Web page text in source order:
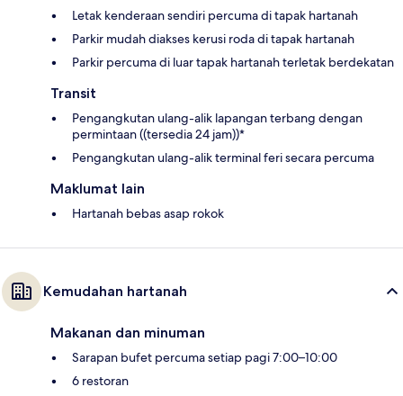
Letak kenderaan sendiri percuma di tapak hartanah
Parkir mudah diakses kerusi roda di tapak hartanah
Parkir percuma di luar tapak hartanah terletak berdekatan
Transit
Pengangkutan ulang-alik lapangan terbang dengan
permintaan ((tersedia 24 jam))*
Pengangkutan ulang-alik terminal feri secara percuma
Maklumat lain
Hartanah bebas asap rokok
Kemudahan hartanah
Makanan dan minuman
Sarapan bufet percuma setiap pagi 7:00–10:00
6 restoran